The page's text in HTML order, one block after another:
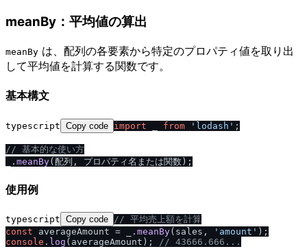
meanBy：平均値の算出
meanBy は、配列の各要素から特定のプロパティ値を取り出
して平均値を計算する関数です。
基本構文
typescript Copy code import from 'lodash' ;
/ / 基本的な使い方
_. meanBy
使用例
typescript Copy code // 平均売上額を計算
const averageAmount = _. meanBy(sales, 'amount'
console . log (averageAmount); // 43666.666...